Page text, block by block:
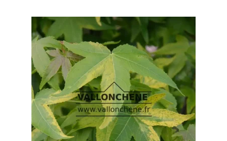
Varianten
auf.
Die
Optionen
können
auf
der
Produktseite
gewählt
werden